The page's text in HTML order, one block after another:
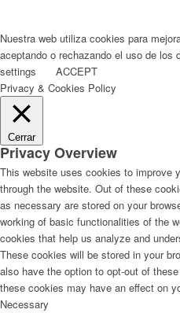
Nuestra web utiliza cookies para
aceptando o rechazando el uso de los
settings
ACCEPT
Privacy & Cookies Policy
Cerrar
Privacy Overview
This website uses cookies to improve
through the website. Out of these
as necessary are stored on your
working of basic functionalities of the
cookies that help us analyze and
These cookies will be stored in your
also have the option to opt-out of
these cookies may have an effect on
Necessary